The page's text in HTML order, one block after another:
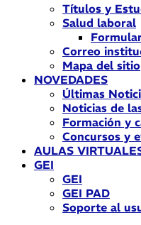
Títulos y
Salud laboral
Correo
Mapa del sitio
NOVEDADES
Últimas
Noticias de
Formación y
Concursos y
AULAS
GEI
GEI
GEI PAD
Soporte al